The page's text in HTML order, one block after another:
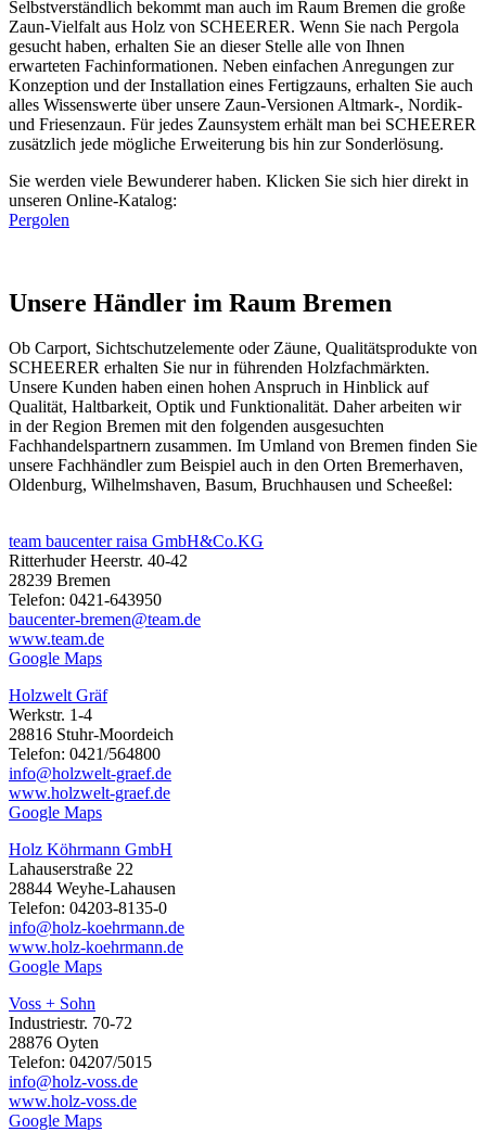
Selbstverständlich bekommt man auch im Raum Bremen die große
Zaun-Vielfalt aus Holz von SCHEERER. Wenn Sie nach Pergola
gesucht haben, erhalten Sie an dieser Stelle alle von Ihnen
erwarteten Fachinformationen. Neben einfachen Anregungen zur
Konzeption und der Installation eines Fertigzauns, erhalten Sie auch
alles Wissenswerte über unsere Zaun-Versionen Altmark-, Nordik-
und Friesenzaun. Für jedes Zaunsystem erhält man bei SCHEERER
zusätzlich jede mögliche Erweiterung bis hin zur Sonderlösung.
Sie werden viele Bewunderer haben. Klicken Sie sich hier direkt in
unseren Online-Katalog:
Pergolen
Unsere Händler im Raum Bremen
Ob Carport, Sichtschutzelemente oderZäune, Qualitätsprodukte von
SCHEERER erhalten Sie nur in führenden Holzfachmärkten.
Unsere Kunden haben einen hohen Anspruch in Hinblick auf
Qualität, Haltbarkeit, Optik und Funktionalität. Daher arbeiten wir
in der Region Bremen mit den folgenden ausgesuchten
Fachhandelspartnern zusammen. Im Umland von Bremen finden Sie
unsere Fachhändler zum Beispiel auch in den Orten Bremerhaven,
Oldenburg, Wilhelmshaven, Basum, Bruchhausen und Scheeßel:
team baucenter raisa GmbH&Co.KG
Ritterhuder Heerstr. 40-42
28239 Bremen
Telefon: 0421-643950
baucenter-bremen@team.de
www.team.de
Google Maps
Holzwelt Gräf
Werkstr. 1-4
28816 Stuhr-Moordeich
Telefon: 0421/564800
info@holzwelt-graef.de
www.holzwelt-graef.de
Google Maps
Holz Köhrmann GmbH
Lahauserstraße 22
28844 Weyhe-Lahausen
Telefon: 04203-8135-0
info@holz-koehrmann.de
www.holz-koehrmann.de
Google Maps
Voss + Sohn
Industriestr. 70-72
28876 Oyten
Telefon: 04207/5015
info@holz-voss.de
www.holz-voss.de
Google Maps